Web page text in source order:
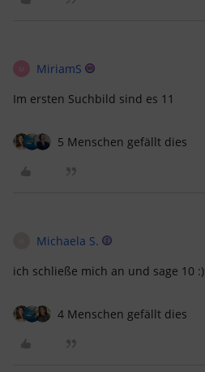
M MiriamS
Im ersten Suchbild sind es 11
5 Menschen gefällt dies
Michaela S.
ich schließe mich an und sage 10 :)
4 Menschen gefällt dies